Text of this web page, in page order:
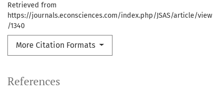
Retrieved from
https://journals.econsciences.com/index.php/JSAS/article/view
/1340
More Citation Formats
References